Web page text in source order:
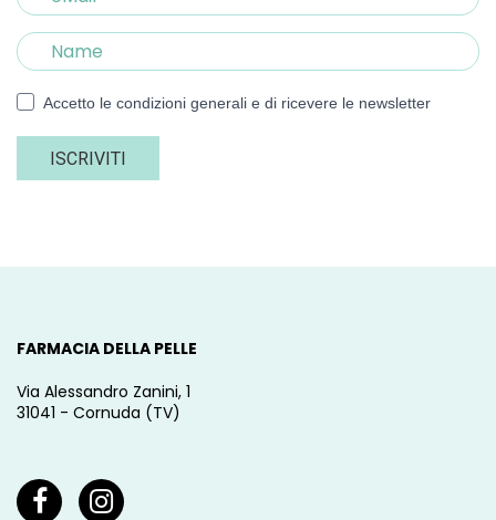
Accetto le condizioni generali e di ricevere le newsletter
ISCRIVITI
FARMACIA DELLA PELLE
Via Alessandro Zanini, 1
31041 - Cornuda (TV)